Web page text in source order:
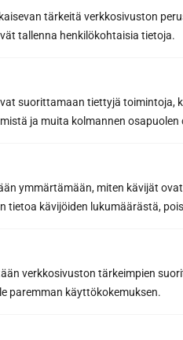
tärkeitä verkkosivuston
tallenna henkilökohtaisia tietoja.
suorittamaan tiettyjä toimintoja,
ja muita kolmannen osapuolen
ymmärtämään, miten kävijät
tietoa kävijöiden lukumäärästä,
verkkosivuston tärkeimpien
paremman käyttökokemuksen.
Tilaa
saunaremonttiin
Inspiroivia